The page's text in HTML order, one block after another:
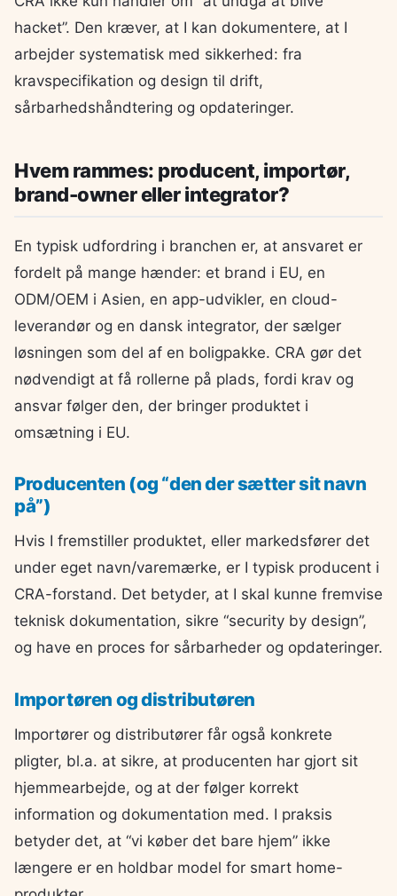
hacket”. Den kræver, at I kan dokumentere, at I
arbejder systematisk med sikkerhed: fra
kravspecifikation og design til drift,
sårbarhedshåndtering og opdateringer.
Hvem rammes: producent, importør,
brand-owner eller integrator?
En typisk udfordring i branchen er, at ansvaret er
fordelt på mange hænder: et brand i EU, en
ODM/OEM i Asien, en app-udvikler, en cloud-
leverandør og en dansk integrator, der sælger
løsningen som del af en boligpakke. CRA gør det
nødvendigt at få rollerne på plads, fordi krav og
ansvar følger den, der bringer produktet i
omsætning i EU.
Producenten (og “den der sætter sit navn
på”)
Hvis I fremstiller produktet, eller markedsfører det
under eget navn/varemærke, er I typisk producent i
CRA-forstand. Det betyder, at I skal kunne fremvise
teknisk dokumentation, sikre “security by design”,
og have en proces for sårbarheder og opdateringer.
Importøren og distributøren
Importører og distributører får også konkrete
pligter, bl.a. at sikre, at producenten har gjort sit
hjemmearbejde, og at der følger korrekt
information og dokumentation med. I praksis
betyder det, at “vi køber det bare hjem” ikke
længere er en holdbar model for smart home-